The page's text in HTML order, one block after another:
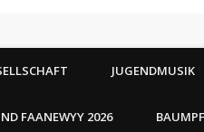
JUGENDMUSIK
FAANEWYY 2026